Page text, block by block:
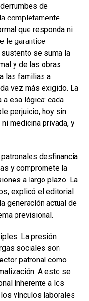
de
completamente
que responda ni
le garantice
se suma la
y de las obras
las familias a
vez más exigido. La
a esa lógica: cada
perjuicio, hoy sin
medicina privada, y
desfinancia
y compromete la
a largo plazo. La
explicó el editorial
generación actual de
previsional.
La presión
sociales son
patronal como
A esto se
inherente a los
vínculos laborales